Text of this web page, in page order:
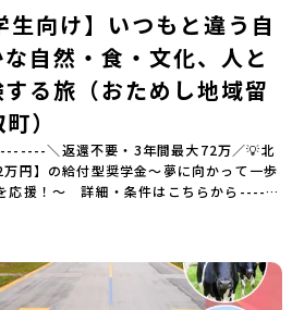
う）」など、思わず立ち止まりたくなる
・文化・自然が重なり合う、“本物”に出
史・文化が豊かな佐賀県有田町で実際に
ルドワークをしたり、有田焼づくりに関
デザイナー、地元の高校で学ぶ生徒など
ものづくり」や「未来のデザイン」を一
するだけじゃなくて、 “どうしてこの形
らどんなデザインにする？” そんなふう
グラムの大切なポイントです。ここで出
好き」や「未来」につながるかもしれま
、ちょっと特別な体験を、ぜひ楽しん
めポイント体験プログラム内容（予
リエンテーション・自己紹介ワーク」
技術をまなぶ！「セラミック科」のま
ンスをまなぶ！「デザイン科」のまなび
生向け】いつもと違う自
自然・食・文化、人と
る旅（おためし地域留
）
＼返還不要・3年間最大72万／💡北
円】の給付型奨学金～夢に向かって一歩
応援！～ 詳細・条件はこちらから------
験費・宿泊費が無料＞累計3,000万
ガ「ゴールデンカムイ」の実写版映画
アイヌ文化継承の地」で自然や食を体験
外の地域の暮らしが気になる。いつか留
文化の歴史や、マンガに登場する世界を